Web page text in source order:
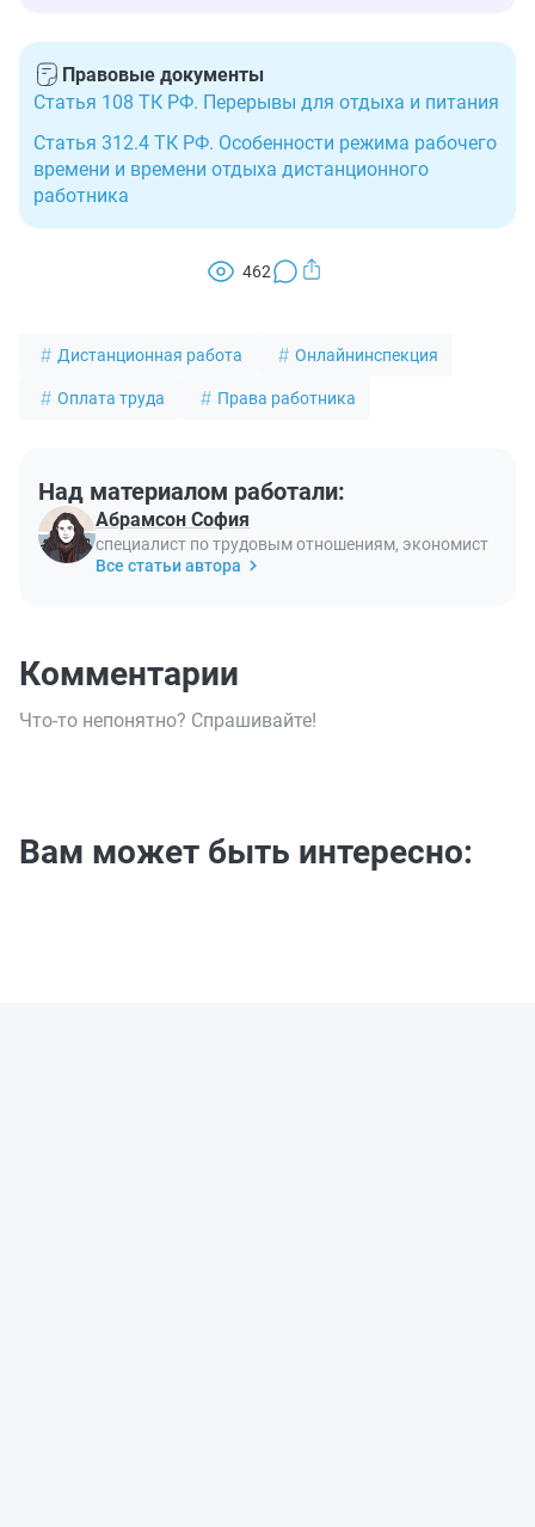
Правовые документы
Статья 108 ТК РФ. Перерывы для отдыха и питания
Статья 312.4 ТК РФ. Особенности режима рабочего
времени и времени отдыха дистанционного
работника
462
Дистанционная работа Онлайнинспекция
Оплата труда Права работника
Над материалом работали:
Абрамсон София
специалист по трудовым отношениям, экономист
Все статьи автора
Комментарии
Что-то непонятно? Спрашивайте!
Вам может быть интересно: